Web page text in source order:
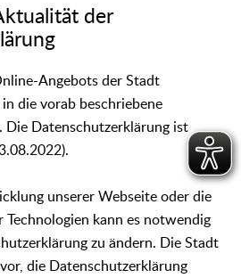
der
Angebots der Stadt
die vorab beschriebene
Die Datenschutzerklärung ist
unserer Webseite oder die
Technologien kann es notwendig
zu ändern. Die Stadt
die Datenschutzerklärung